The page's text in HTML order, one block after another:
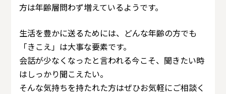
方は年齢層問わず増えているようです。
生活を豊かに送るためには、どんな年齢の方でも
「きこえ」は大事な要素です。
会話が少なくなったと言われる今こそ、聞きたい時
はしっかり聞こえたい。
そんな気持ちを持たれた方はぜひお気軽にご相談く